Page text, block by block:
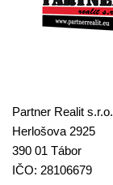
Partner Realit s.r.o.
Herlošova 2925
390 01 Tábor
IČO: 28106679